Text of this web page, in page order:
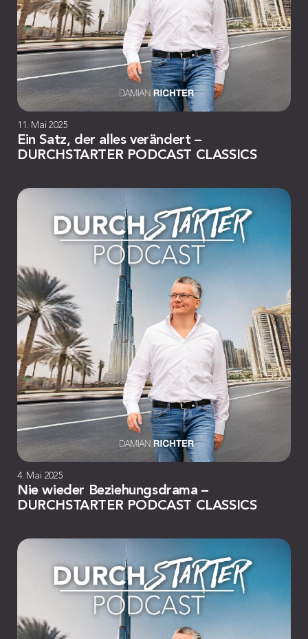
11. Mai 2025
Ein Satz, der alles verändert –
DURCHSTARTER PODCAST CLASSICS
4. Mai 2025
Nie wieder Beziehungsdrama –
DURCHSTARTER PODCAST CLASSICS